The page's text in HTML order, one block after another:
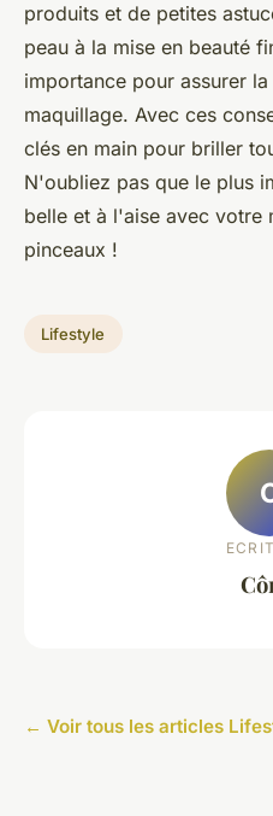
produits et de petites
peau à la mise en beauté
importance pour assurer
maquillage. Avec ces
clés en main pour briller
N'oubliez pas que le plus
belle et à l'aise avec votre
pinceaux !
Lifestyle
← Voir tous les articles